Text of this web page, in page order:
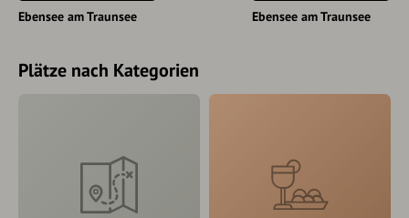
Ebensee am Traunsee Ebensee am Traunsee
Plätze nach Kategorien